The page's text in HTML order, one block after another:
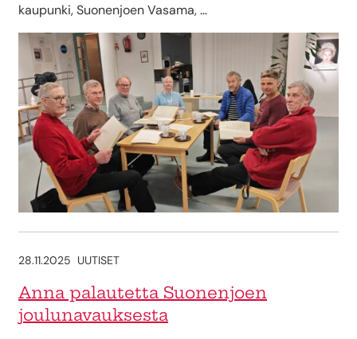
kaupunki, Suonenjoen Vasama, …
28.11.2025 UUTISET
Anna palautetta Suonenjoen
joulunavauksesta